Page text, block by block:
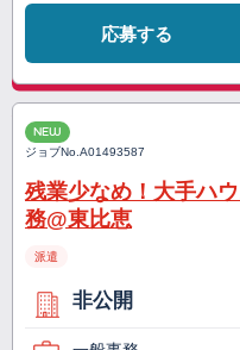
応募する
NEW
ジョブNo.A01493587
残業少なめ！大手ハ
務@東比恵
派遣
非公開